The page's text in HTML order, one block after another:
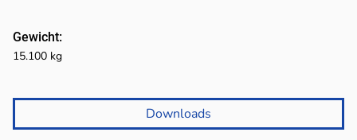
Downloads
Gewicht:
15.100 kg